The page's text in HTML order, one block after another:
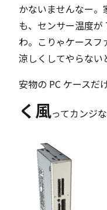
かないませんなー。
も、センサー温度
わ。こりゃケースフ
涼しくしてやらない
安物の PC ケースだ
く風ってカンジ